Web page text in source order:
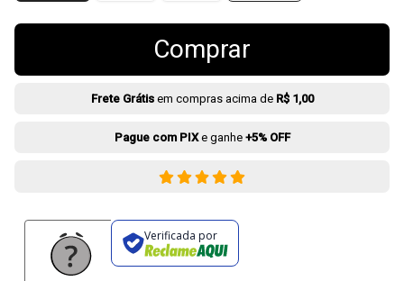
Comprar
Frete Grátisem compras acima de R$ 1,00
Pague com PIXe ganhe +5% OFF
Verificada por